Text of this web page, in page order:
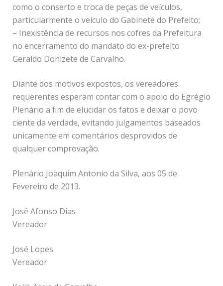
como o conserto e troca de peças de veículos,
particularmente o veículo do Gabinete do Prefeito;
– Inexistência de recursos nos cofres da Prefeitura
no encerramento do mandato do ex-prefeito
Geraldo Donizete de Carvalho.
Diante dos motivos expostos, os vereadores
requerentes esperam contar com o apoio do Egrégio
Plenário a fim de elucidar os fatos e deixar o povo
ciente da verdade, evitando julgamentos baseados
unicamente em comentários desprovidos de
qualquer comprovação.
Plenário Joaquim Antonio da Silva, aos 05 de
Fevereiro de 2013.
José Afonso Dias
Vereador
José Lopes
Vereador